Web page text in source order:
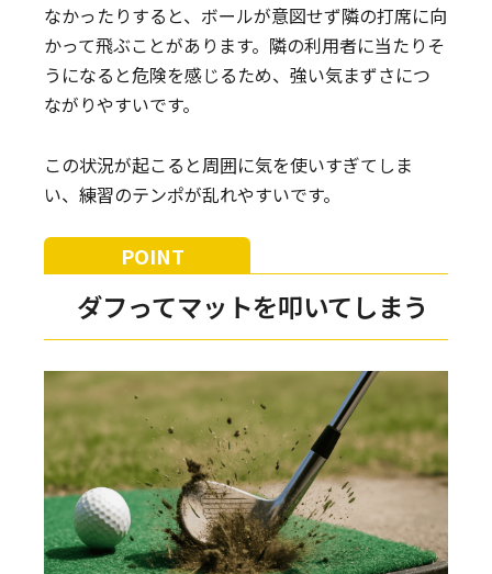
なかったりすると、ボールが意図せず隣の打席に向
かって飛ぶことがあります。隣の利用者に当たりそ
うになると危険を感じるため、強い気まずさにつ
ながりやすいです。
この状況が起こると周囲に気を使いすぎてしま
い、練習のテンポが乱れやすいです。
ダフってマットを叩いてしまう